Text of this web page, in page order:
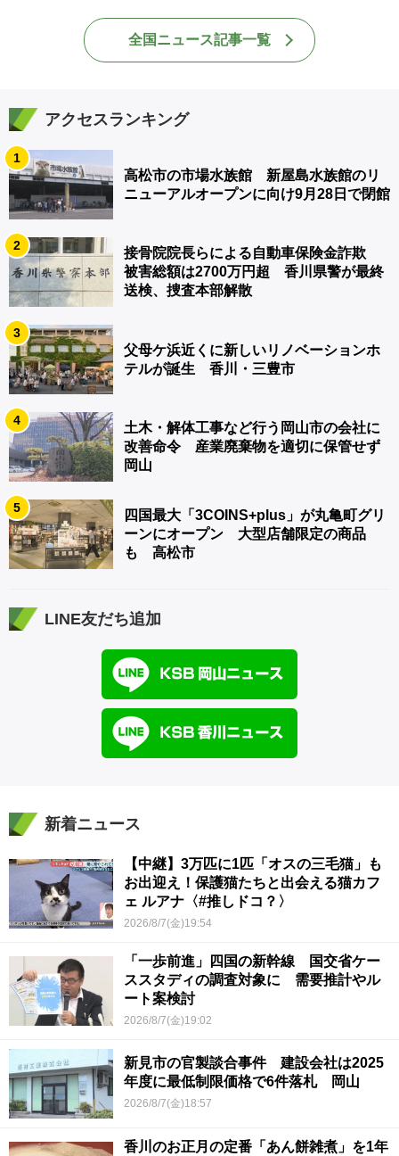
全国ニュース記事一覧
アクセスランキング
1
高松市の市場水族館 新屋島水族館のリ
ニューアルオープンに向け9月28日で閉館
2
接骨院院長らによる自動車保険金詐欺
被害総額は2700万円超 香川県警が最終
送検、捜査本部解散
3
父母ケ浜近くに新しいリノベーションホ
テルが誕生 香川・三豊市
4
土木・解体工事など行う岡山市の会社に
改善命令 産業廃棄物を適切に保管せず
岡山
5
四国最大「3COINS+plus」が丸亀町グリ
ーンにオープン 大型店舗限定の商品
も 高松市
LINE友だち追加
新着ニュース
【中継】3万匹に1匹「オスの三毛猫」も
お出迎え！保護猫たちと出会える猫カフ
ェ ルアナ〈#推しドコ？〉
2026/8/7(金)19:54
「一歩前進」四国の新幹線 国交省ケー
ススタディの調査対象に 需要推計やル
ート案検討
2026/8/7(金)19:02
新見市の官製談合事件 建設会社は2025
年度に最低制限価格で6件落札 岡山
2026/8/7(金)18:57
香川のお正月の定番「あん餅雑煮」を1年